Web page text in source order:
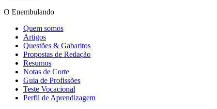
O Enembulando
Quem somos
Artigos
Questões & Gabaritos
Propostas de Redação
Resumos
Notas de Corte
Guia de Profissões
Teste Vocacional
Perfil de Aprendizagem